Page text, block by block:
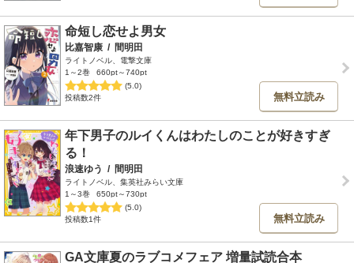
命短し恋せよ男女
比嘉智康 / 間明田
ライトノベル、電撃文庫
1～2巻
660pt～740pt
(5.0)
投稿数2件
無料立読み
年下男子のルイくんはわたしのことが好きすぎ
る！
浪速ゆう / 間明田
ライトノベル、集英社みらい文庫
1～3巻
650pt～730pt
(5.0)
投稿数1件
無料立読み
GA文庫夏のラブコメフェア 増量試読合本